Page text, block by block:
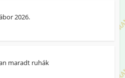
2026.
maradt ruhák